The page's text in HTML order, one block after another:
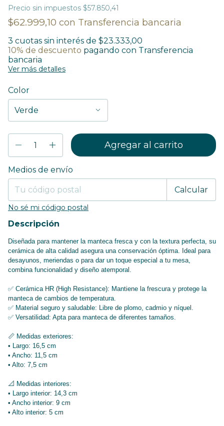
Precio sin impuestos $57.850,41
$62.999,10 con Transferencia bancaria
3 cuotas sin interés de $23.333,00
10% de descuento pagando con Transferencia
bancaria
Ver más detalles
Color
Entregas para el CP:
Medios de envío
Calcular
No sé mi código postal
Descripción
Diseñada para mantener la manteca fresca y con la textura perfecta, su
cerámica de alta calidad asegura una conservación óptima. Ideal para
desayunos, meriendas o para dar un toque especial a tu mesa,
combina funcionalidad y diseño atemporal.
✅ Cerámica HR (High Resistance): Mantiene la frescura y protege la
manteca de cambios de temperatura.
✅ Material seguro y saludable: Libre de plomo, cadmio y níquel.
✅ Versatilidad: Apta para manteca de diferentes tamaños.
📏 Medidas exteriores:
• Largo: 16,5 cm
• Ancho: 11,5 cm
• Alto: 7,5 cm
📐 Medidas interiores:
• Largo interior: 14,3 cm
• Ancho interior: 9 cm
• Alto interior: 5 cm